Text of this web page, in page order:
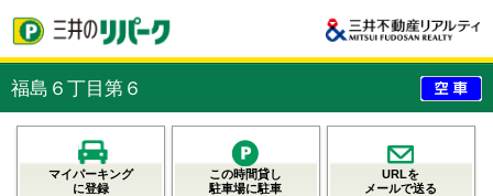
福島６丁目第６
マイパーキング
に登録
この時間貸し
駐車場に駐車
URLを
メールで送る